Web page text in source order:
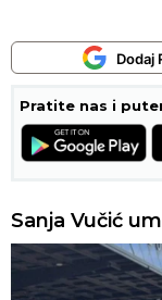
Dodaj
Pratite nas i
Sanja Vučić